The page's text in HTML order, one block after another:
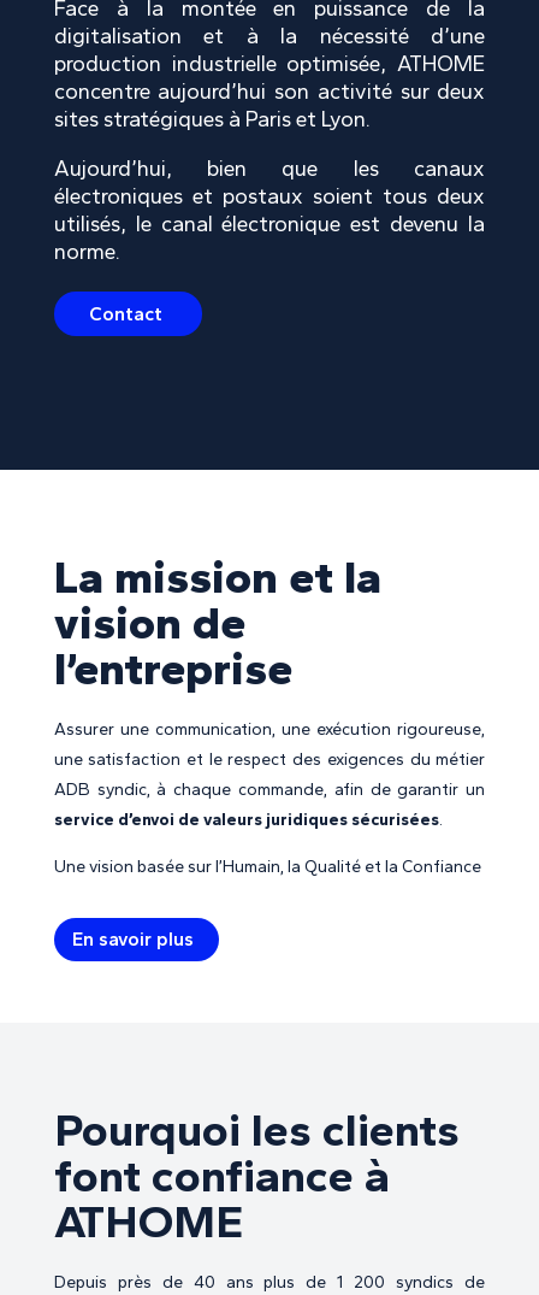
Face à la montée en puissance de la
digitalisation et à la nécessité d’une
production industrielle optimisée, ATHOME
concentre aujourd’hui son activité sur deux
sites stratégiques à Paris et Lyon.
Aujourd’hui, bien que les canaux
électroniques et postaux soient tous deux
utilisés, le canal électronique est devenu la
norme.
Contact
La mission et la
vision de
l’entreprise
Assurer une communication, une exécution rigoureuse,
une satisfaction et le respect des exigences du métier
ADB syndic, à chaque commande, afin de garantir un
service d’envoi de valeurs juridiques sécurisées.
Une vision basée sur l’Humain, la Qualité et la Confiance
En savoir plus
Pourquoi les clients
font confiance à
ATHOME
Depuis près de 40 ans plus de 1 200 syndics de